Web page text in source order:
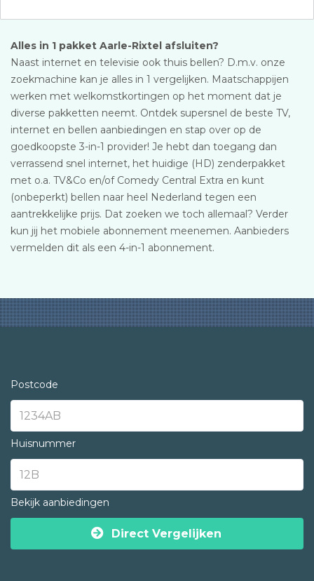
Alles in 1 pakket Aarle-Rixtel afsluiten?
Naast internet en televisie ook thuis bellen? D.m.v. onze
zoekmachine kan je alles in 1 vergelijken. Maatschappijen
werken met welkomstkortingen op het moment dat je
diverse pakketten neemt. Ontdek supersnel de beste TV,
internet en bellen aanbiedingen en stap over op de
goedkoopste 3-in-1 provider! Je hebt dan toegang dan
verrassend snel internet, het huidige (HD) zenderpakket
met o.a. TV&Co en/of Comedy Central Extra en kunt
(onbeperkt) bellen naar heel Nederland tegen een
aantrekkelijke prijs. Dat zoeken we toch allemaal? Verder
kun jij het mobiele abonnement meenemen. Aanbieders
vermelden dit als een 4-in-1 abonnement.
Postcode
Huisnummer
Bekijk aanbiedingen
Direct Vergelijken